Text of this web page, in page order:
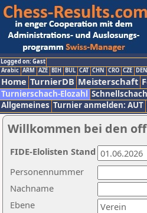
Logged on: Gast
Arabic ARM AZE BIH BUL CAT CHN CRO CZE DEN
Home TurnierDB Meisterschaft
Turnierschach-Elozahl
Allgemeines Turnier anmelden: AUT
Willkommen bei den
Nachname
Ebene
Personennummer
FIDE-Elolisten Stand